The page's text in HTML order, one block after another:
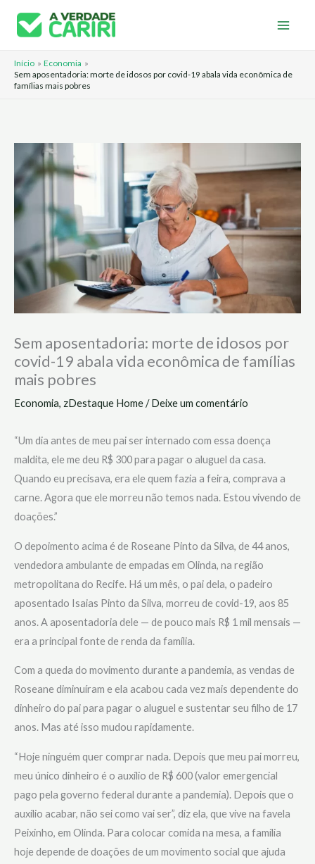
para
conteúdo
Início
Economia
Sem aposentadoria: morte de idosos por covid-19 abala vida econômica de
famílias mais pobres
Sem aposentadoria: morte de idosos por
covid-19 abala vida econômica de famílias
mais pobres
Economia, zDestaque Home/Deixe um comentário
“Um dia antes de meu pai ser internado com essa doença
maldita, ele me deu R$ 300 para pagar o aluguel da casa.
Quando eu precisava, era ele quem fazia a feira, comprava a
carne. Agora que ele morreu não temos nada. Estou vivendo de
doações.”
O depoimento acima é de Roseane Pinto da Silva, de 44 anos,
vendedora ambulante de empadas em Olinda, na região
metropolitana do Recife. Há um mês, o pai dela, o padeiro
aposentado Isaias Pinto da Silva, morreu de covid-19, aos 85
anos. A aposentadoria dele — de pouco mais R$ 1 mil mensais —
era a principal fonte de renda da família.
Com a queda do movimento durante a pandemia, as vendas de
Roseane diminuíram e ela acabou cada vez mais dependente do
dinheiro do pai para pagar o aluguel e sustentar seu filho de 17
anos. Mas até isso mudou rapidamente.
“Hoje ninguém quer comprar nada. Depois que meu pai morreu,
meu único dinheiro é o auxílio de R$ 600 (valor emergencial
pago pela governo federal durante a pandemia). Depois que o
auxílio acabar, não sei como vai ser”, diz ela, que vive na favela
Peixinho, em Olinda. Para colocar comida na mesa, a família
hoje depende de doações de um movimento social que ajuda